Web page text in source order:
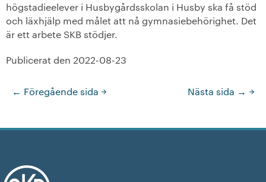
högstadieelever i Husbygårdsskolan i Husby ska få stöd
och läxhjälp med målet att nå gymnasiebehörighet. Det
är ett arbete SKB stödjer.
Publicerat den 2022-08-23
Inläggsnavigering
← Föregående sida Nästa sida →